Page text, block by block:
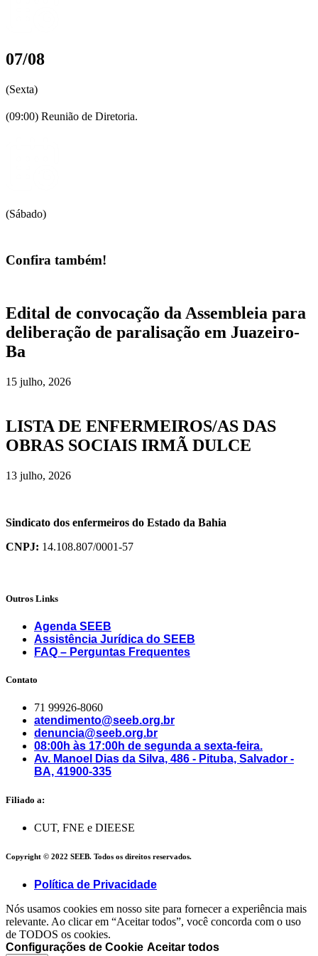
07/08
(Sexta)
(09:00) Reunião de Diretoria.
(Sábado)
Confira também!
Edital de convocação da Assembleia para
deliberação de paralisação em Juazeiro-
Ba
15 julho, 2026
LISTA DE ENFERMEIROS/AS DAS
OBRAS SOCIAIS IRMÃ DULCE
13 julho, 2026
Sindicato dos enfermeiros do Estado da Bahia
CNPJ: 14.108.807/0001-57
Outros Links
Agenda SEEB
Assistência Jurídica do SEEB
FAQ – Perguntas Frequentes
Contato
71 99926-8060
atendimento@seeb.org.br
denuncia@seeb.org.br
08:00h às 17:00h de segunda a sexta-feira.
Av. Manoel Dias da Silva, 486 - Pituba, Salvador -
BA, 41900-335
Filiado a:
CUT, FNE e DIEESE
Copyright © 2022 SEEB. Todos os direitos reservados.
Política de Privacidade
Nós usamos cookies em nosso site para fornecer a experiência mais
relevante. Ao clicar em “Aceitar todos”, você concorda com o uso
de TODOS os cookies.
Configurações de Cookie Aceitar todos